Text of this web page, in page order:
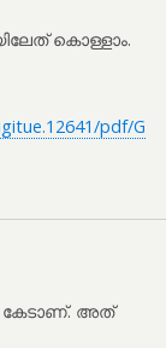
കൊള്ളാം.
pdf/G
കേടാണ്. അത്